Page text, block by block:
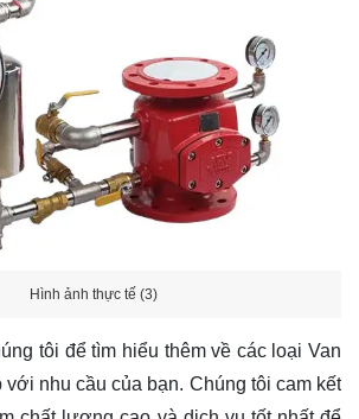
Hình ảnh thực tế (3)
tôi để tìm hiểu thêm về các loại Van
với nhu cầu của bạn. Chúng tôi cam kết